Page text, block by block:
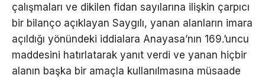
çalışmaları ve dikilen fidan sayılarına ilişkin çarpıcı
bir bilanço açıklayan Saygılı, yanan alanların imara
açıldığı yönündeki iddialara Anayasa’nın 169.’uncu
maddesini hatırlatarak yanıt verdi ve yanan hiçbir
alanın başka bir amaçla kullanılmasına müsaade